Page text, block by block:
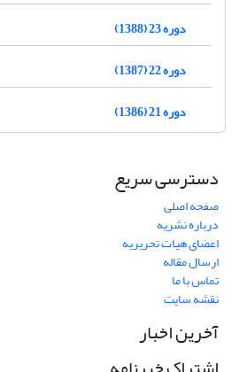
دوره 23 (1388)
دوره 22 (1387)
دوره 21 (1386)
دسترسی سریع
صفحه اصلی
درباره نشریه
اعضای هیات تحریریه
ارسال مقاله
تماس با ما
نقشه سایت
آخرین اخبار